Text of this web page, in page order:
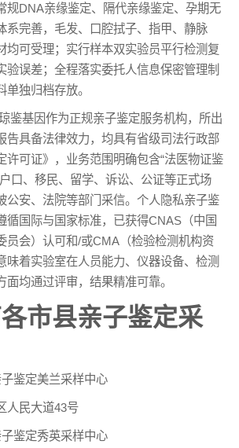
规DNA亲缘鉴定、隔代亲缘鉴定、孕期无
系完善，毛发、口腔拭子、指甲、静脉
均可受理；实行样本双实验员平行检测复
验误差；全程落实委托人信息保密管理制
独归档存放。
鉴基因作为正规亲子鉴定服务机构，所出
告具备法律效力，均具有省级司法行政部
许可证》，业务范围明确包含“法医物证鉴
口、移民、留学、诉讼、公证等正式场
公安、法院等部门采信。个人隐私亲子鉴
循国际与国家标准，已获得CNAS（中国
员会）认可和/或CMA（检验检测机构资
味着实验室在人员能力、仪器设备、检测
面均通过评审，结果精准可靠。
市县亲子鉴定采
鉴定美兰采样中心
人民大道43号
鉴定秀英采样中心